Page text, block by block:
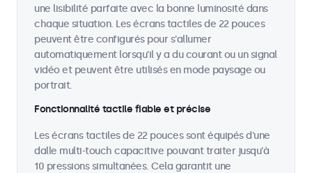
une lisibilité parfaite avec la bonne luminosité dans
chaque situation. Les écrans tactiles de 22 pouces
peuvent être configurés pour s'allumer
automatiquement lorsqu'il y a du courant ou un signal
vidéo et peuvent être utilisés en mode paysage ou
portrait.
Fonctionnalité tactile fiable et précise
Les écrans tactiles de 22 pouces sont équipés d'une
dalle multi-touch capacitive pouvant traiter jusqu'à
10 pressions simultanées. Cela garantit une